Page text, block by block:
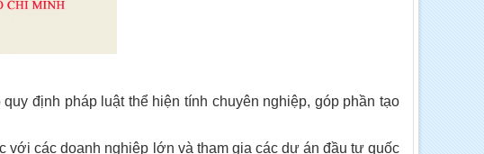
định pháp luật thể hiện tính chuyên nghiệp, góp phần tạo
với các doanh nghiệp lớn và tham gia các dự án đầu tư quốc